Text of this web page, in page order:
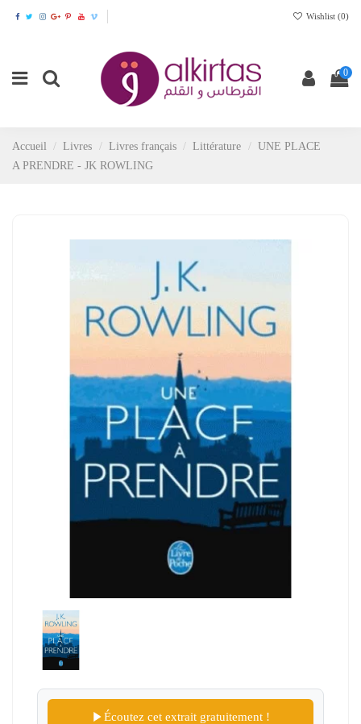
Wishlist (0)
0
Accueil Livres Livres français Littérature
UNE PLACE
A PRENDRE - JK ROWLING
Écoutez cet extrait gratuitement !